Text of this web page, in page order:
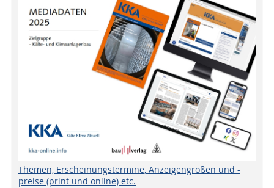
Themen, Erscheinungstermine, Anzeigengrößen und -
preise (print und online) etc.